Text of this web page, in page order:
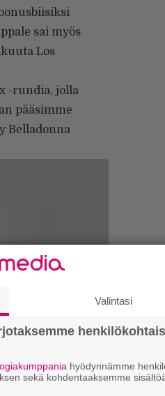
sai myös
Los
-rundia, jolla
pääsimme
Belladonna
Valintasi
hyödynnämme
sekä kohdentaaksemme